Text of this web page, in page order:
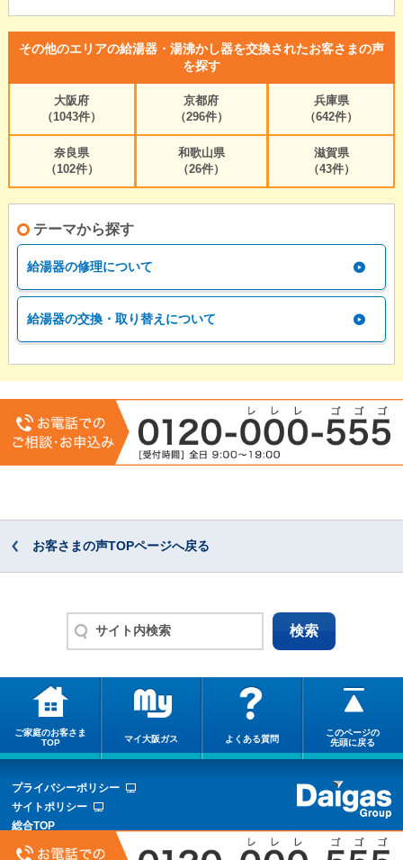
その他のエリアの給湯器・湯沸かし器を交換されたお客さまの声
を探す
大阪府
（1043件）
京都府
（296件）
兵庫県
（642件）
奈良県
（102件）
和歌山県
（26件）
滋賀県
（43件）
テーマから探す
給湯器の修理について
給湯器の交換・取り替えについて
お客さまの声TOPページへ戻る
ご家庭のお客さま
TOP
マイ大阪ガス よくある質問
このページの
先頭に戻る
プライバシーポリシー
サイトポリシー
総合TOP
サイトマップ